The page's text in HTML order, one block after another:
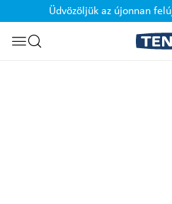
Ugrás a kereséshez
Üdvözöljük az újonnan